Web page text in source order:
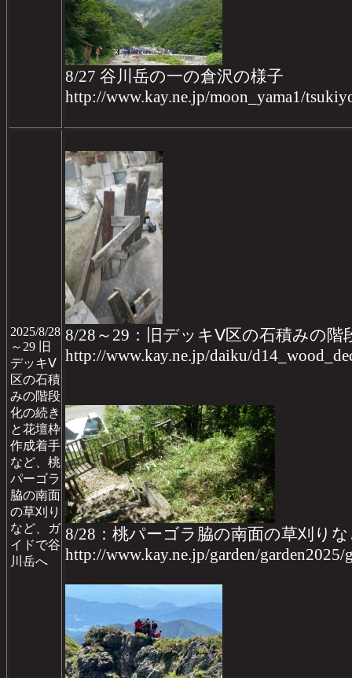
8/27 谷川岳の一の倉沢の様子
http://www.kay.ne.jp/moon_yama1/
2025/8/28
～29 旧
デッキⅤ
区の石積
みの階段
化の続き
と花壇枠
作成着手
など、桃
パーゴラ
脇の南面
の草刈り
など、ガ
イドで谷
川岳へ
8/28～29：旧デッキⅤ区の石積みの
http://www.kay.ne.jp/daiku/
8/28：桃パーゴラ脇の南面の草刈り
http://www.kay.ne.jp/garden/